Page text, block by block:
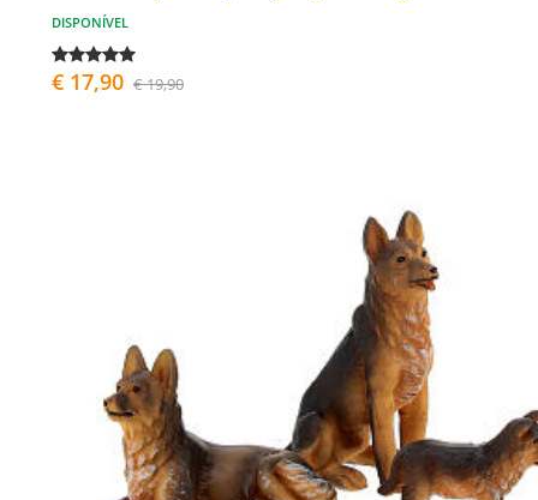
DISPONÍVEL
€ 17,90 € 19,90